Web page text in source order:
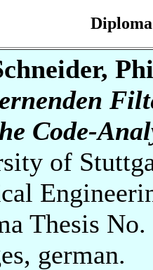
Code-
of
Thesis
german.